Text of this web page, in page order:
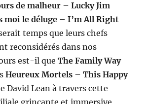
de malheur –Lucky Jim
moi le déluge –I’m All Right
temps que leurs chefs
reconsidérés dans nos
est-il queThe Family Way
Heureux Mortels –This Happy
David Lean à travers cette